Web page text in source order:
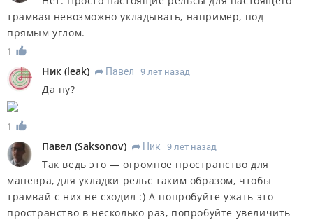
трамвая невозможно укладывать, например, под
прямым углом.
1
Ник (leak) R Павел 9 лет назад
Да ну?
1
Павел (Saksonov) R Ник 9 лет назад
Так ведь это — огромное пространство для
маневра, для укладки рельс таким образом, чтобы
трамвай с них не сходил :) А попробуйте ужать это
пространство в несколько раз, попробуйте увеличить